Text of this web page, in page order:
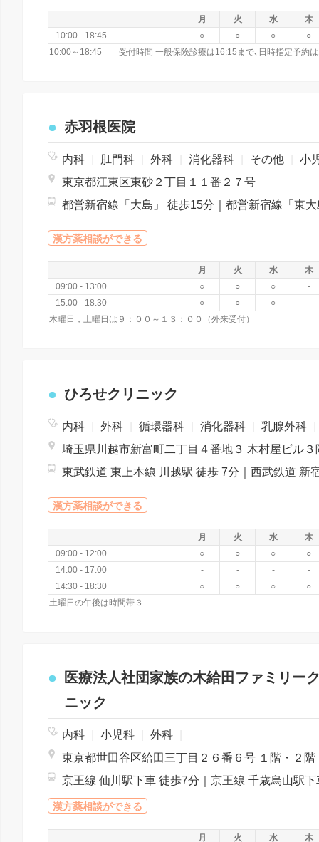
月 火 水
木
10:00 - 18:45
○ ○ ○
○
10:00～18:45 受付時間 一般保険診療は16:15まで､日時指定予
赤羽根医院
内科 肛門科 外科 消化器科 その他
小児
東京都江東区東砂２丁目１１番２７号
漢方薬相談ができる
月 火 水
木
09:00 - 13:00
○ ○ ○
-
15:00 - 18:30
○ ○ ○
-
木曜日，土曜日は９：００～１３：００（外来受付）
ひろせクリニック
内科 外科 循環器科 消化器科 乳腺外科
埼玉県川越市新富町二丁目４番地３ 木村屋ビル３
漢方薬相談ができる
月 火 水
木
09:00 - 12:00
○ ○ ○
○
14:00 - 17:00
- - -
-
14:30 - 18:30
○ ○ ○
○
土曜日の午後は時間帯３
医療法人社団家族の木給田ファミリー
ニック
内科 小児科 外科
東京都世田谷区給田三丁目２６番６号 １階・２階
漢方薬相談ができる
月 火 水
木